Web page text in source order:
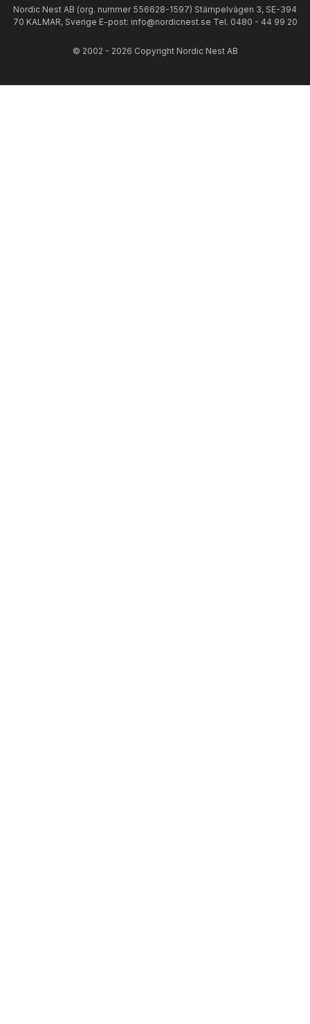
Nordic Nest AB (org. nummer 556628-1597) Stämpelvägen 3, SE-394
70 KALMAR, Sverige E-post: info@nordicnest.se Tel. 0480 - 44 99 20
© 2002 - 2026 Copyright Nordic Nest AB